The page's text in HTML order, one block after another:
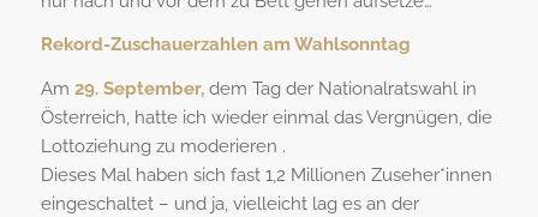
Rekord-Zuschauerzahlen am Wahlsonntag
Am 29. September,dem Tag der Nationalratswahl in
Österreich, hatte ich wieder einmal das Vergnügen, die
Lottoziehung zu moderieren .
Dieses Mal haben sich fast 1,2 Millionen Zuseher*innen
eingeschaltet – und ja, vielleicht lag es an der